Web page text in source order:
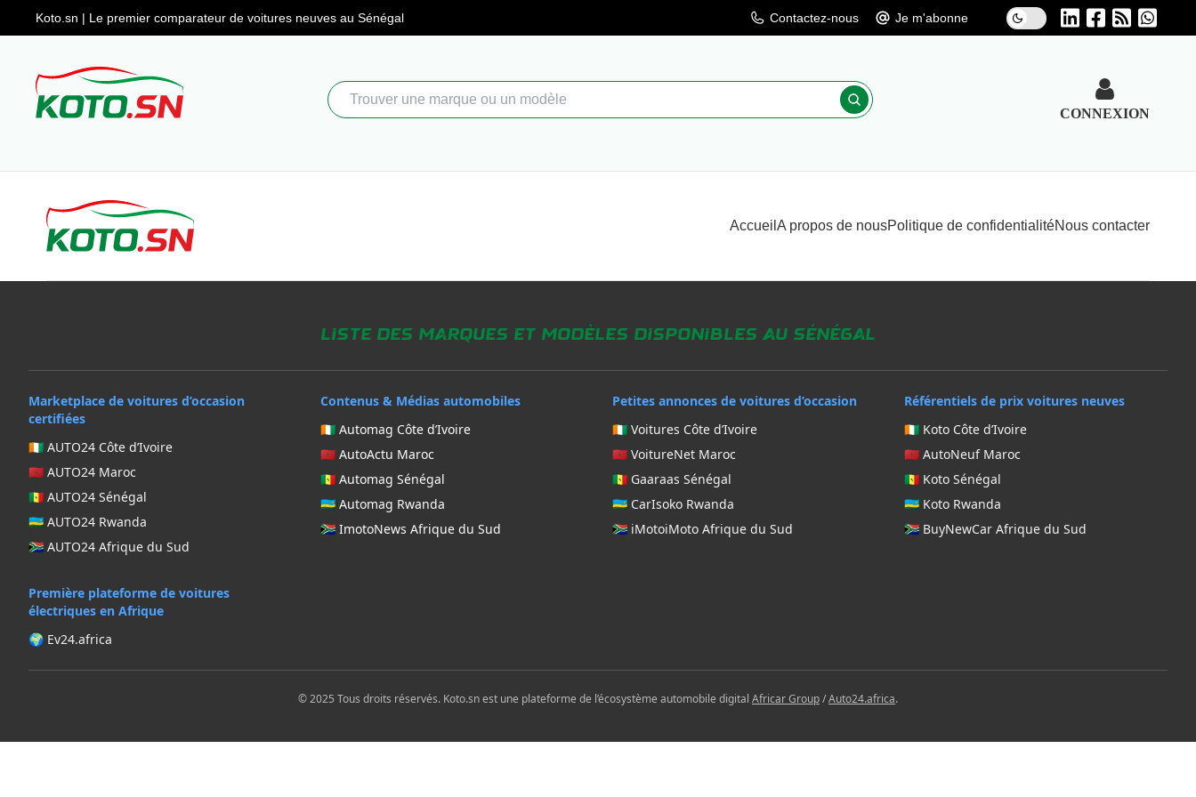
Koto.sn | Le premier comparateur de voitures neuves au Sénégal Contactez-nous Je m'abonne
CONNEXION
Accueil A propos de nousPolitique de confidentialitéNous contacter
Liste des marques et modèles disponibles au Sénégal
Marketplace de voitures d’occasion
certifiées
🇨🇮 AUTO24 Côte d’Ivoire
🇲🇦 AUTO24 Maroc
🇸🇳 AUTO24 Sénégal
🇷🇼 AUTO24 Rwanda
🇿🇦 AUTO24 Afrique du Sud
Contenus & Médias automobiles
🇨🇮 Automag Côte d’Ivoire
🇲🇦 AutoActu Maroc
🇸🇳 Automag Sénégal
🇷🇼 Automag Rwanda
🇿🇦 ImotoNews Afrique du Sud
Petites annonces de voitures d’occasion
🇨🇮 Voitures Côte d’Ivoire
🇲🇦 VoitureNet Maroc
🇸🇳 Gaaraas Sénégal
🇷🇼 CarIsoko Rwanda
🇿🇦 iMotoiMoto Afrique du Sud
Référentiels de prix voitures neuves
🇨🇮 Koto Côte d’Ivoire
🇲🇦 AutoNeuf Maroc
🇸🇳 Koto Sénégal
🇷🇼 Koto Rwanda
🇿🇦 BuyNewCar Afrique du Sud
Première plateforme de voitures
électriques en Afrique
🌍 Ev24.africa
© 2025 Tous droits réservés. Koto.sn est une plateforme de l’écosystème automobile digital Africar Group/Auto24.africa.